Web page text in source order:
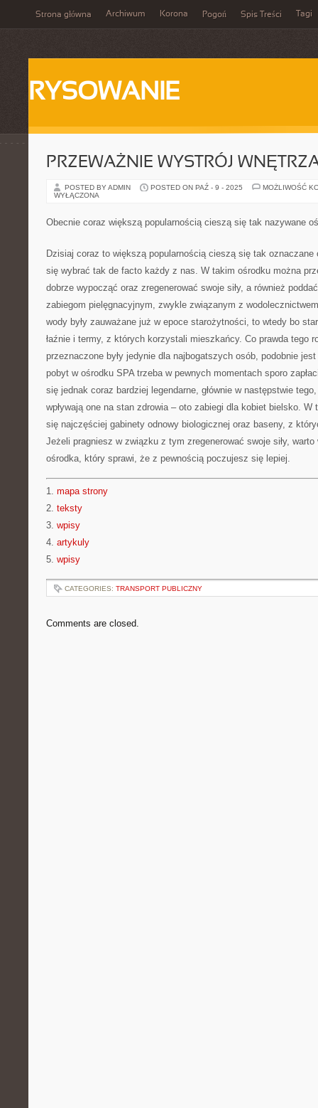
Strona główna Archiwum Korona Pogoń Spis Treści Tagi
RYSOWANIE
PRZEWAŻNIE WYSTRÓJ
POSTED BY ADMIN POSTED ON PAŹ - 9 - 2025
MOŻLIWOŚĆ
WYŁĄCZONA
Obecnie coraz większą popularnością cieszą się tak nazywane
Dzisiaj coraz to większą popularnością cieszą się tak
się wybrać tak de facto każdy z nas. W takim ośrodku można
dobrze wypocząć oraz zregenerować swoje siły, a również
zabiegom pielęgnacyjnym, zwykle związanym z
wody były zauważane już w epoce starożytności, to wtedy bo
łaźnie i termy, z których korzystali mieszkańcy. Co prawda tego
przeznaczone były jedynie dla najbogatszych osób, podobnie
pobyt w ośrodku SPA trzeba w pewnych momentach sporo
się jednak coraz bardziej legendarne, głównie w następstwie
wpływają one na stan zdrowia – oto zabiegi dla kobiet bielsko. W
się najczęściej gabinety odnowy biologicznej oraz baseny, z
Jeżeli pragniesz w związku z tym zregenerować swoje siły,
ośrodka, który sprawi, że z pewnością poczujesz się lepiej.
1. mapa strony
2. teksty
3. wpisy
4. artykuly
5. wpisy
CATEGORIES: TRANSPORT PUBLICZNY
Comments are closed.